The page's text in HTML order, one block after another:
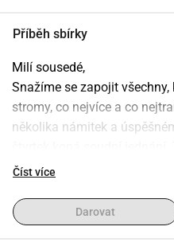
Příběh sbírky
Milí sousedé,
Snažíme se zapojit
stromy, co nejvíce a co
několika námitek a
který je nezbytný k zajištění
náklady ve výši 187,- Kč.
iniciátorka. Bylo by skvělé,
Číst více
Darovat